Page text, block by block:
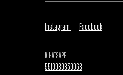
Instagram Facebook
WHATSAPP
5519989839068